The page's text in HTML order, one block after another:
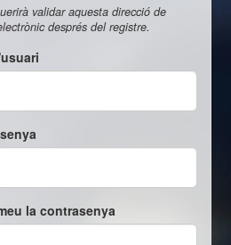
validar aquesta direcció de
després del registre.
la contrasenya